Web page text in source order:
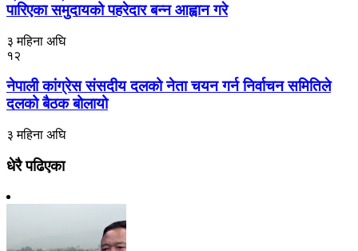
पारिएका समुदायको पहरेदार बन्न आह्वान गरे
३ महिना अघि
१२
नेपाली कांग्रेस संसदीय दलको नेता चयन गर्न निर्वाचन समितिले
दलको बैठक बोलायो
३ महिना अघि
धेरै पढिएका